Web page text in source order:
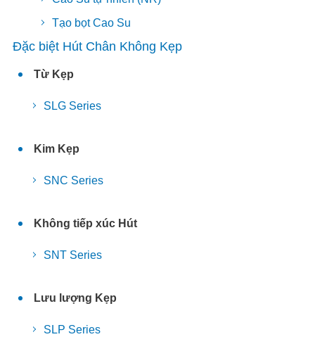
Tạo bọt Cao Su
Đặc biệt Hút Chân Không Kẹp
Từ Kẹp
SLG Series
Kim Kẹp
SNC Series
Không tiếp xúc Hút
SNT Series
Lưu lượng Kẹp
SLP Series